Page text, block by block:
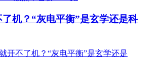
机？“灰电平衡”是玄学还是科